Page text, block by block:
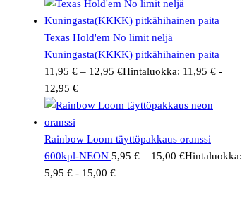
Texas Hold'em No limit neljä
Kuningasta(KKKK) pitkähihainen paita
11,95 € – 12,95 €Hintaluokka: 11,95 € -
12,95 €
Rainbow Loom täyttöpakkaus oranssi
600kpl-NEON 5,95 € – 15,00 €Hintaluokka:
5,95 € - 15,00 €